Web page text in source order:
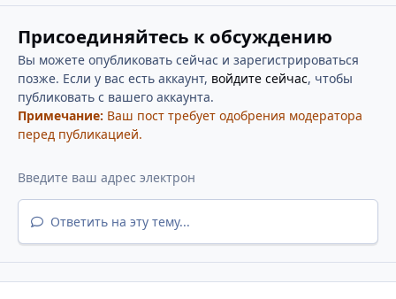
Присоединяйтесь к обсуждению
Вы можете опубликовать сейчас и зарегистрироваться
позже. Если у вас есть аккаунт, войдите сейчас, чтобы
публиковать с вашего аккаунта.
Примечание: Ваш пост требует одобрения модератора
перед публикацией.
Ответить на эту тему...